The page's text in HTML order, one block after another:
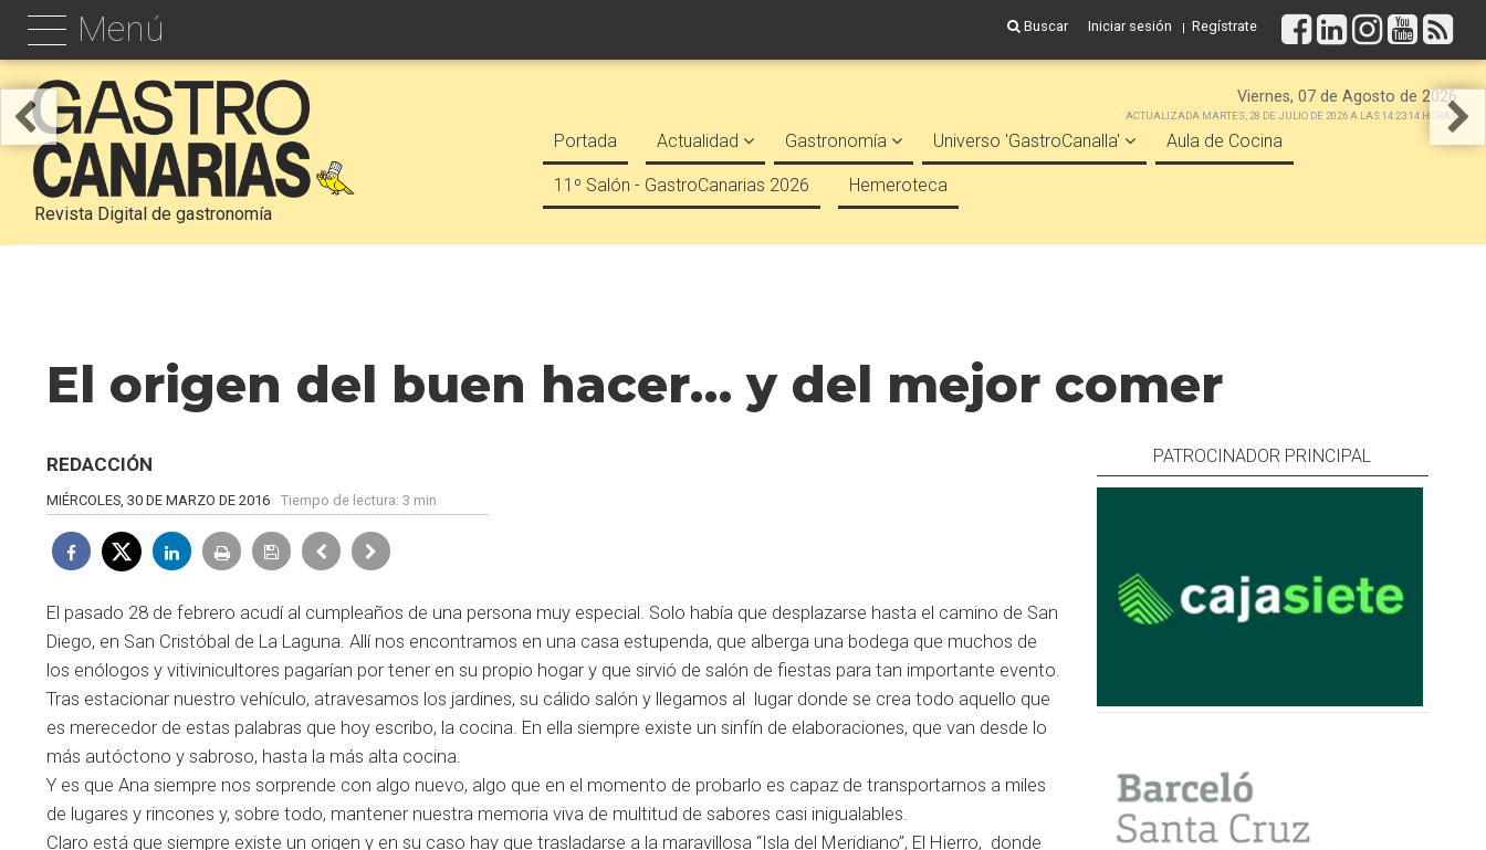
Menú Buscar Iniciar sesión Regístrate
Revista Digital de gastronomía
Viernes, 07 de Agosto de 2026
ACTUALIZADA MARTES, 28 DE JULIO DE 2026 A LAS 14:23:14 HORAS
Portada Actualidad Gastronomía Universo 'GastroCanalla' Aula de Cocina
11º Salón - GastroCanarias 2026 Hemeroteca
El origen del buen hacer… y del mejor comer
REDACCIÓN
MIÉRCOLES, 30 DE MARZO DE 2016 Tiempo de lectura: 3 min
El pasado 28 de febrero acudí al cumpleaños de una persona muy especial. Solo había que desplazarse hasta el camino de San
Diego, en San Cristóbal de La Laguna. Allí nos encontramos en una casa estupenda, que alberga una bodega que muchos de
los enólogos y vitivinicultores pagarían por tener en su propio hogar y que sirvió de salón de fiestas para tan importante evento.
Tras estacionar nuestro vehículo, atravesamos los jardines, su cálido salón y llegamos al lugar donde se crea todo aquello que
es merecedor de estas palabras que hoy escribo, la cocina. En ella siempre existe un sinfín de elaboraciones, que van desde lo
más autóctono y sabroso, hasta la más alta cocina.
Y es que Ana siempre nos sorprende con algo nuevo, algo que en el momento de probarlo es capaz de transportarnos a miles
de lugares y rincones y, sobre todo, mantener nuestra memoria viva de multitud de sabores casi inigualables.
Claro está que siempre existe un origen y en su caso hay que trasladarse a la maravillosa “Isla del Meridiano”, El Hierro, donde
PATROCINADOR PRINCIPAL